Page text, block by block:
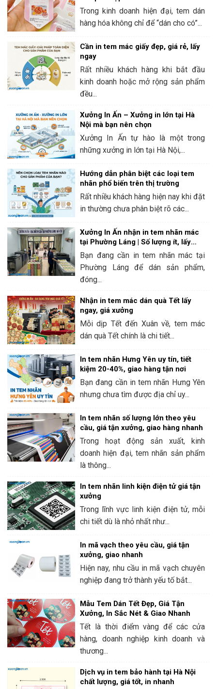
Trong kinh doanh hiện đại, tem dán
hàng hóa không chỉ để “dán cho có”...
Cần in tem mác giấy đẹp, giá rẻ, lấy
ngay
Rất nhiều khách hàng khi bắt đầu
kinh doanh hoặc mở rộng sản phẩm
đều...
Xưởng In Ấn – Xưởng in lớn tại Hà
Nội mà bạn nên chọn
Xưởng In Ấn tự hào là một trong
những xưởng in lớn tại Hà Nội,...
Hướng dẫn phân biệt các loại tem
nhãn phổ biến trên thị trường
Rất nhiều khách hàng hiện nay khi đặt
in thường chưa phân biệt rõ các...
Xưởng In Ấn nhận in tem nhãn mác
tại Phường Láng | Số lượng ít, lấy
ngay
Bạn đang cần in tem nhãn mác tại
Phường Láng để dán sản phẩm,
đóng...
Nhận in tem mác dán quà Tết lấy
ngay, giá xưởng
Mỗi dịp Tết đến Xuân về, tem mác
dán quà Tết chính là chi tiết...
In tem nhãn Hưng Yên uy tín, tiết
kiệm 20-40%, giao hàng tận nơi
Bạn đang cần in tem nhãn Hưng Yên
nhưng chưa tìm được địa chỉ uy...
In tem nhãn số lượng lớn theo yêu
cầu, giá tận xưởng, giao hàng nhanh
Trong hoạt động sản xuất, kinh
doanh hiện đại, tem nhãn sản phẩm
là thông...
In tem nhãn linh kiện điện tử giá tận
xưởng
Trong lĩnh vực linh kiện điện tử, mỗi
chi tiết dù là nhỏ nhất như...
In mã vạch theo yêu cầu, giá tận
xưởng, giao nhanh
Hiện nay, nhu cầu in mã vạch chuyên
nghiệp đang trở thành yếu tố bắt...
Mẫu Tem Dán Tết Đẹp, Giá Tận
Xưởng, In Sắc Nét & Giao Nhanh
Tết là thời điểm vàng để các cửa
hàng, doanh nghiệp kinh doanh và
thương...
Dịch vụ in tem bảo hành tại Hà Nội
chất lượng, giá tốt, in nhanh